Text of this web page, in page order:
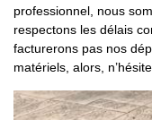
professionnel, nous
respectons les délais
facturerons pas nos
matériels, alors,